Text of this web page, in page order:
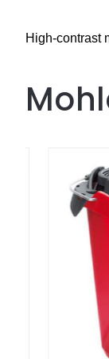
High-contrast